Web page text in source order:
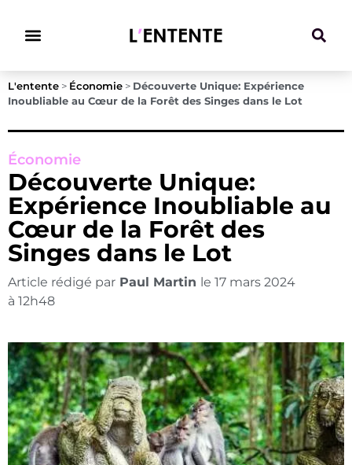
L'entente > Économie > Découverte Unique: Expérience
Inoubliable au Cœur de la Forêt des Singes dans le Lot
Économie
Découverte Unique:
Expérience Inoubliable au
Cœur de la Forêt des
Singes dans le Lot
Article rédigé par Paul Martin le 17 mars 2024
à 12h48